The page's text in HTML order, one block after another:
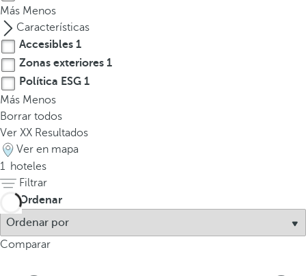
t
e
c
l
a
d
e
f
l
e
c
h
h
a
Más Menos
Características
Accesibles 1
Zonas exteriores 1
Política ESG 1
Más Menos
Borrar todos
Ver XX Resultados
Ver en mapa
1 hoteles
Filtrar
Ordenar
Comparar